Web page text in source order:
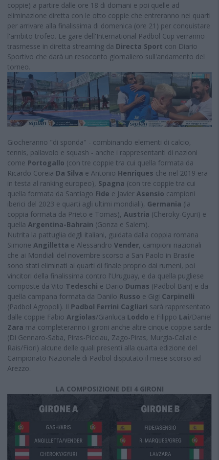
coppie) a partire dalle ore 18 di domani e poi quelle ad
eliminazione diretta con le otto coppie che entreranno nei quarti
per arrivare alla finalissima di domenica (ore 21) per conquistare
l'ambito trofeo. Le gare dell'International Padbol Cup verranno
trasmesse in diretta streaming da Directa Sport con Diario
Sportivo che darà un resoconto giornaliero sull'andamento del
torneo.
Giocheranno "di sponda" - combinando elementi di calcio,
tennis, pallavolo e squash - anche i rappresentanti di nazioni
come Portogallo (con tre coppie tra cui quella formata da
Ricardo Coreia Da Silva e Antonio Henriques che nel 2019 era
in testa al ranking europeo), Spagna (con tre coppie tra cui
quella formata da Santiago Fide e Javier Asensio campioni
iberici del 2023 e quarti agli ultimi mondiali), Germania (la
coppia formata da Prieto e Tomas), Austria (Cheroky-Gyuri) e
quella Argentina-Bahrain (Gonza e Salem).
Nutrita la pattuglia degli italiani, guidata dalla coppia romana
Simone Angilletta e Alessandro Vender, campioni nazionali
che ai Mondiali del novembre scorso a San Paolo in Brasile
sono stati eliminati ai quarti di finale proprio dai rumeni, poi
vincitori della finalissima contro l'Uruguay, e da quella pugliese
composte da Vito Tedeschi e Dario Dumas (Padbol Bari) e da
quella campana formata da Danilo Russo e Gigi Carpinelli
(Padbol Agropoli). Il Padbol Ferrini Cagliari sarà rappresentato
dalle coppie Fabio Argiolas/Gianluca Loddo e Filippo Lai/Daniel
Zara ma completeranno i gironi anche altre cinque coppie sarde
(Di Gennaro-Saba, Piras-Picciau, Zago-Piras, Murgia-Callai e
Rais/Fiori) alcune delle quali presenti alla quarta edizione del
Campionato Nazionale di Padbol disputato il mese scorso ad
Arezzo.
LA COMPOSIZIONE DEI 4 GIRONI